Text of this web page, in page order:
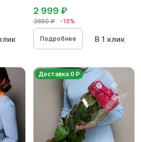
3650 ₽ -18%
2 999 ₽
Подробнее В 1 клик
Доставка 0 Р